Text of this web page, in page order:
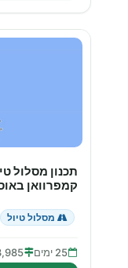
תכנון מסלול
קמפרוואן
מסלול טיול
25 ימים km